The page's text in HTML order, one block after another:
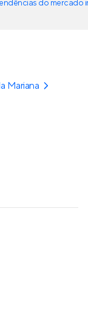
do mercado
Mariana